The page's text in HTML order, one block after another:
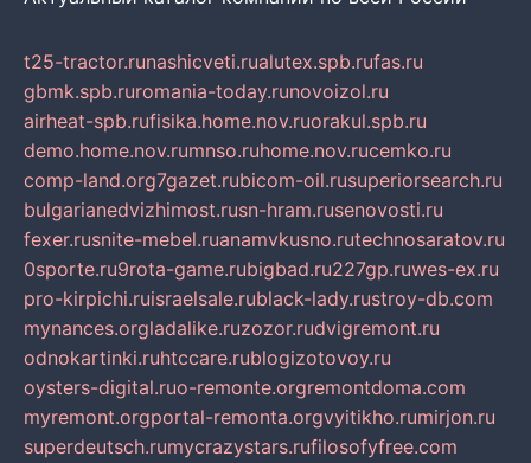
t25-tractor.runashicveti.rualutex.spb.rufas.ru
gbmk.spb.ruromania-today.runovoizol.ru
airheat-spb.rufisika.home.nov.ruorakul.spb.ru
demo.home.nov.rumnso.ruhome.nov.rucemko.ru
comp-land.org7gazet.rubicom-oil.rusuperiorsearch.ru
bulgarianedvizhimost.rusn-hram.rusenovosti.ru
fexer.rusnite-mebel.ruanamvkusno.rutechnosaratov.ru
0sporte.ru9rota-game.rubigbad.ru227gp.ruwes-ex.ru
pro-kirpichi.ruisraelsale.rublack-lady.rustroy-db.com
mynances.orgladalike.ruzozor.rudvigremont.ru
odnokartinki.ruhtccare.rublogizotovoy.ru
oysters-digital.ruo-remonte.orgremontdoma.com
myremont.orgportal-remonta.orgvyitikho.rumirjon.ru
superdeutsch.rumycrazystars.rufilosofyfree.com